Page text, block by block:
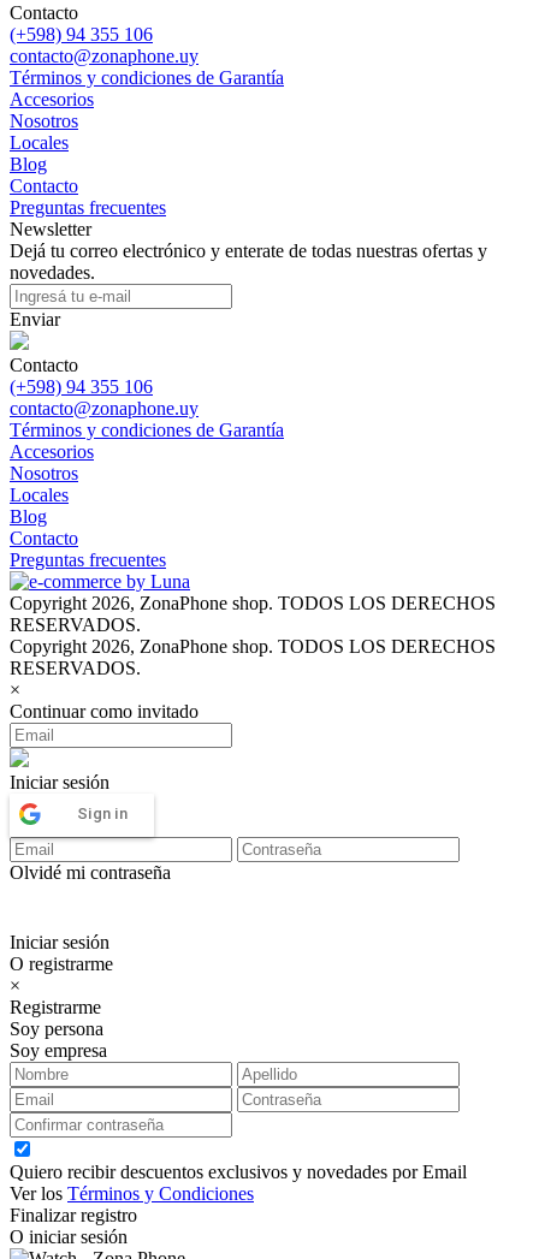
Contacto
(+598) 94 355 106
contacto@zonaphone.uy
Términos y condiciones de Garantía
Accesorios
Nosotros
Locales
Blog
Contacto
Preguntas frecuentes
Newsletter
Dejá tu correo electrónico y enterate de todas nuestras ofertas y
novedades.
Enviar
Contacto
(+598) 94 355 106
contacto@zonaphone.uy
Términos y condiciones de Garantía
Accesorios
Nosotros
Locales
Blog
Contacto
Preguntas frecuentes
Copyright 2026, ZonaPhone shop. TODOS LOS DERECHOS
RESERVADOS.
Copyright 2026, ZonaPhone shop. TODOS LOS DERECHOS
RESERVADOS.
×
Continuar como invitado
Iniciar sesión
Sign in
Olvidé mi contraseña
Iniciar sesión
O registrarme
×
Registrarme
Soy persona
Soy empresa
Quiero recibir descuentos exclusivos y novedades por Email
Ver los Términos y Condiciones
Finalizar registro
O iniciar sesión